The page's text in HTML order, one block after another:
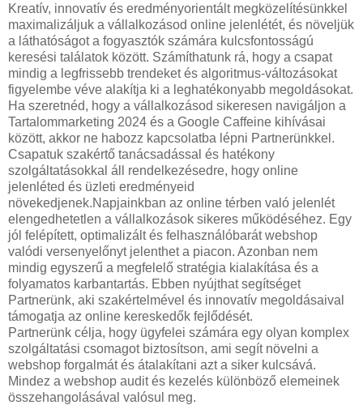
Kreatív, innovatív és eredményorientált megközelítésünkkel
maximalizáljuk a vállalkozásod online jelenlétét, és növeljük
a láthatóságot a fogyasztók számára kulcsfontosságú
keresési találatok között. Számíthatunk rá, hogy a csapat
mindig a legfrissebb trendeket és algoritmus-változásokat
figyelembe véve alakítja ki a leghatékonyabb megoldásokat.
Ha szeretnéd, hogy a vállalkozásod sikeresen navigáljon a
Tartalommarketing 2024 és a Google Caffeine kihívásai
között, akkor ne habozz kapcsolatba lépni Partnerünkkel.
Csapatuk szakértő tanácsadással és hatékony
szolgáltatásokkal áll rendelkezésedre, hogy online
jelenléted és üzleti eredményeid
növekedjenek.Napjainkban az online térben való jelenlét
elengedhetetlen a vállalkozások sikeres működéséhez. Egy
jól felépített, optimalizált és felhasználóbarát webshop
valódi versenyelőnyt jelenthet a piacon. Azonban nem
mindig egyszerű a megfelelő stratégia kialakítása és a
folyamatos karbantartás. Ebben nyújthat segítséget
Partnerünk, aki szakértelmével és innovatív megoldásaival
támogatja az online kereskedők fejlődését.
Partnerünk célja, hogy ügyfelei számára egy olyan komplex
szolgáltatási csomagot biztosítson, ami segít növelni a
webshop forgalmát és átalakítani azt a siker kulcsává.
Mindez a webshop audit és kezelés különböző elemeinek
összehangolásával valósul meg.